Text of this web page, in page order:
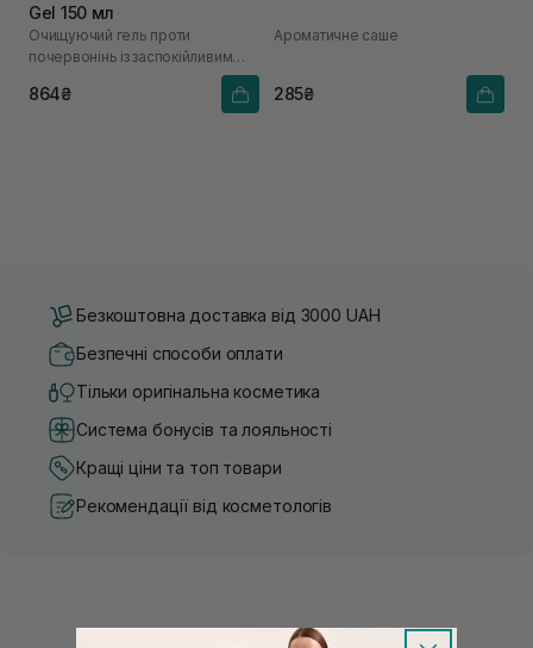
Gel 150 мл
Очищуючий гель проти
почервонінь із заспокійливим
864₴
Ароматичне саше
285₴
Безкоштовна доставка від 3000 UAH
Безпечні способи оплати
Тільки оригінальна косметика
Система бонусів та лояльності
Кращі ціни та топ товари
Рекомендації від косметологів